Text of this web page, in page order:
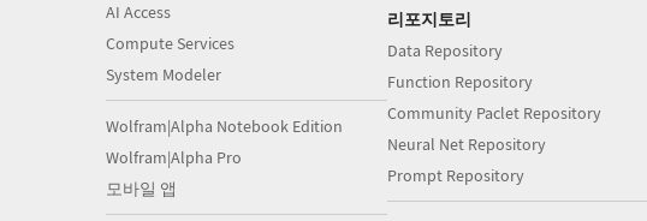
AI Access
Compute Services
System Modeler
Wolfram|Alpha Notebook Edition
Wolfram|Alpha Pro
모바일 앱
리포지토리
Data Repository
Function Repository
Community Paclet Repository
Neural Net Repository
Prompt Repository